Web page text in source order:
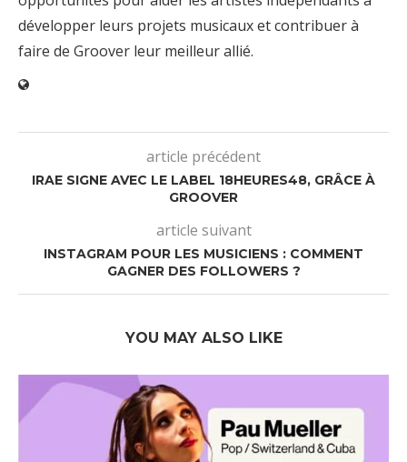
développer leurs projets musicaux et contribuer à
faire de Groover leur meilleur allié.
article précédent
IRAE SIGNE AVEC LE LABEL 18HEURES48, GRÂCE À
GROOVER
article suivant
INSTAGRAM POUR LES MUSICIENS : COMMENT
GAGNER DES FOLLOWERS ?
YOU MAY ALSO LIKE